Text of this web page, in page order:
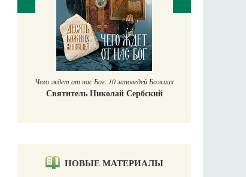
Чего ждет от нас Бог. 10 заповедей Божиих
Святитель Николай Сербский
НОВЫЕ МАТЕРИАЛЫ